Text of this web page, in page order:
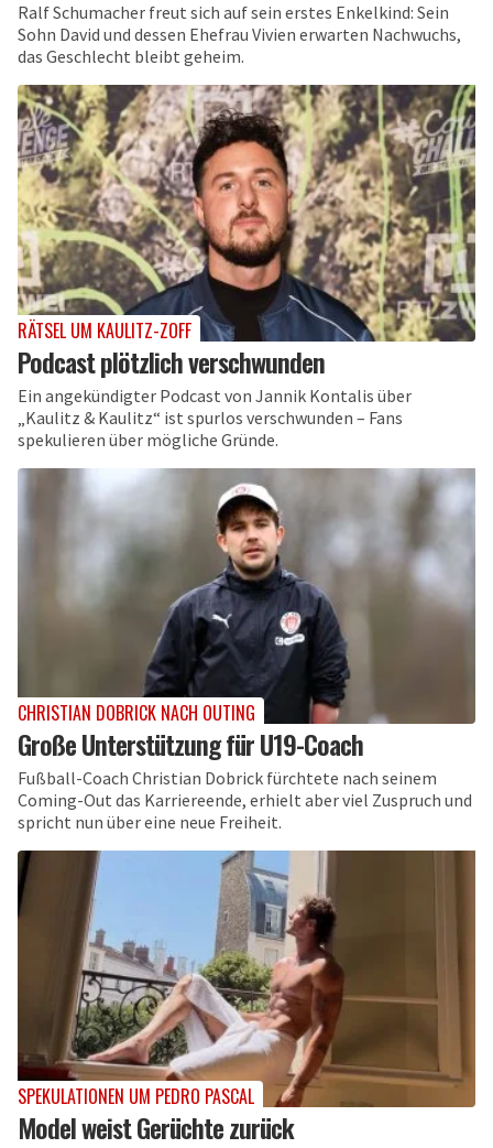
Ralf Schumacher freut sich auf sein erstes Enkelkind: Sein
Sohn David und dessen Ehefrau Vivien erwarten Nachwuchs,
das Geschlecht bleibt geheim.
RÄTSEL UM KAULITZ-ZOFF
Podcast plötzlich verschwunden
Ein angekündigter Podcast von Jannik Kontalis über
„Kaulitz & Kaulitz“ ist spurlos verschwunden – Fans
spekulieren über mögliche Gründe.
CHRISTIAN DOBRICK NACH OUTING
Große Unterstützung für U19-Coach
Fußball-Coach Christian Dobrick fürchtete nach seinem
Coming-Out das Karriereende, erhielt aber viel Zuspruch und
spricht nun über eine neue Freiheit.
SPEKULATIONEN UM PEDRO PASCAL
Model weist Gerüchte zurück